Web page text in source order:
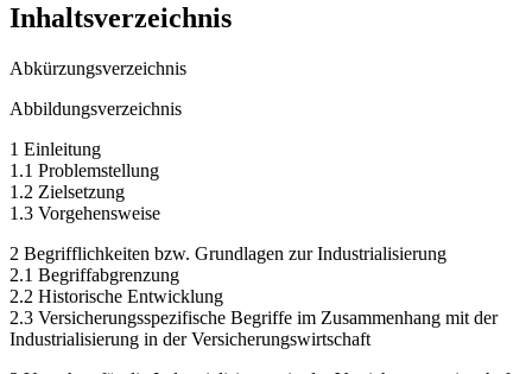
Inhaltsverzeichnis
Abkürzungsverzeichnis
Abbildungsverzeichnis
1 Einleitung
1.1 Problemstellung
1.2 Zielsetzung
1.3 Vorgehensweise
2 Begrifflichkeiten bzw. Grundlagen zur Industrialisierung
2.1 Begriffabgrenzung
2.2 Historische Entwicklung
2.3 Versicherungsspezifische Begriffe im Zusammenhang mit der
Industrialisierung in der Versicherungswirtschaft